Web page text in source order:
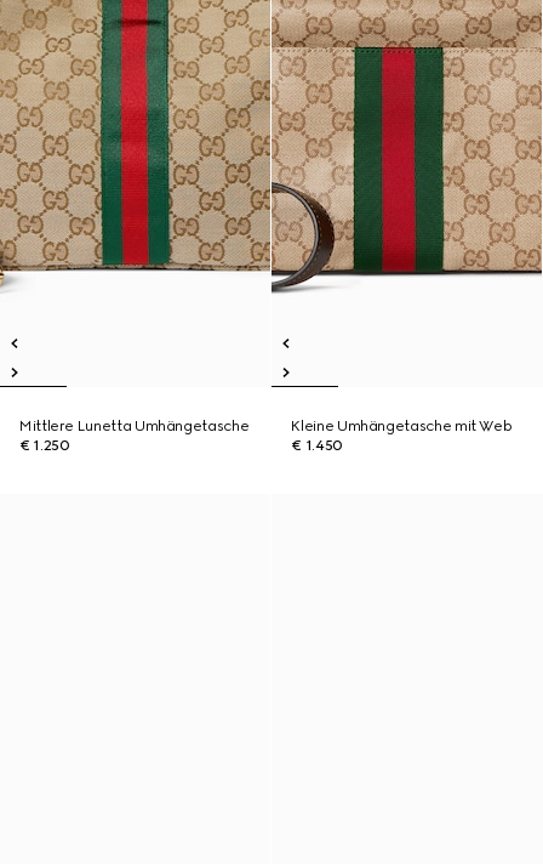
Mittlere Lunetta Umhängetasche
€ 1.250
Kleine Umhängetasche mit Web
€ 1.450